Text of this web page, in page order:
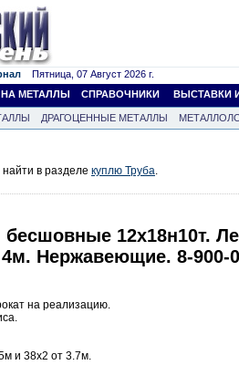
Пятница, 07 Август 2026 г.
МЕТАЛЛЫ СПРАВОЧНИКИ ВЫСТАВКИ
ДРАГОЦЕННЫЕ МЕТАЛЛЫ
в разделе куплю Труба.
12х18н10т.
Нержавеющие. 8-900-
на реализацию.
и 38х2 от 3.7м.